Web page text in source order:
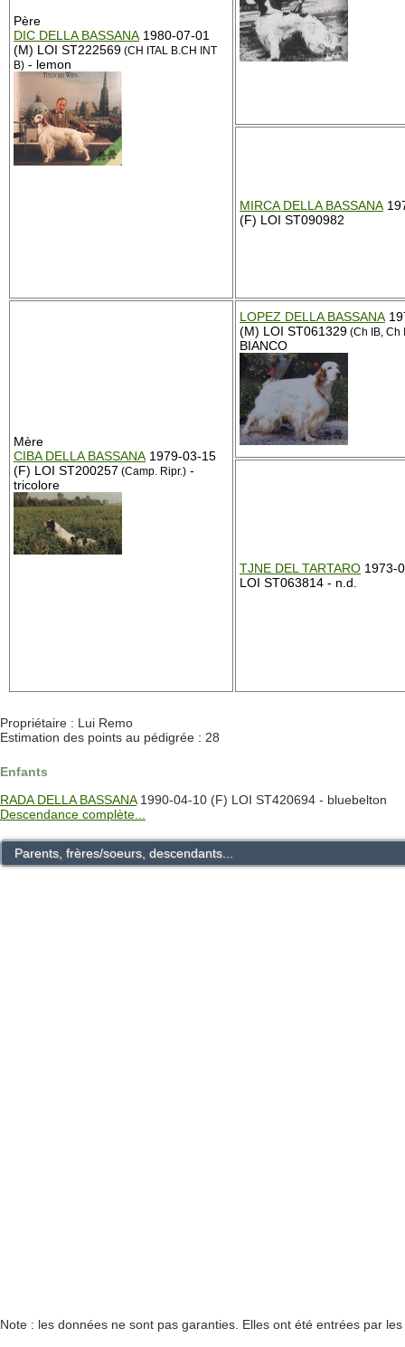
Père
DIC DELLA BASSANA 1980-07-01
(M) LOI ST222569 (CH ITAL B.CH INT
B) - lemon
MIRCA DELLA BASSANA
(F) LOI ST090982
Mère
CIBA DELLA BASSANA 1979-03-15
(F) LOI ST200257 (Camp. Ripr.) -
tricolore
LOPEZ DELLA BASSANA
(M) LOI ST061329 (Ch IB, Ch
BIANCO
TJNE DEL TARTARO 1973-
LOI ST063814 - n.d.
Propriétaire : Lui Remo
Estimation des points au pédigrée : 28
Enfants
RADA DELLA BASSANA1990-04-10 (F) LOI ST420694 - bluebelton
Descendance complète...
Parents, frères/soeurs, descendants...
Note : les données ne sont pas garanties. Elles ont été entrées par